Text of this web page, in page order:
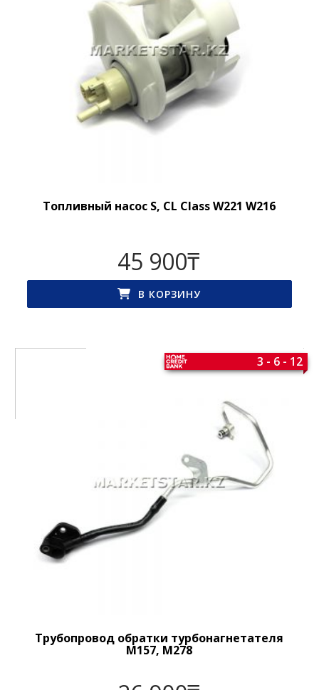
Топливный насос S, CL Class W221 W216
45 900₸
В КОРЗИНУ
Трубопровод обратки турбонагнетателя
M157, M278
3 - 6 - 12